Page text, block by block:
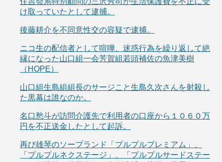
け取っていたとして逮捕。
後藤耕介を不同意性交の容疑で逮捕。
ニコ生の配信者として喧嘩、迷惑行為を繰り返して絶
縁になった山口組一会芳賀組若頭補佐の魚津美樹
（HOPE）
山口組生島組組長のサージこと生島久次さんを射殺し
た黒幕は誰なのか。
名口愁斗が訪問介護先で利用者の口座から１０６０万
円を不正送金したとして起訴。
再び雄琴のソープランド「プルプルプレミアム」、
「プルプルネクステージ」、「プルプルサードステー